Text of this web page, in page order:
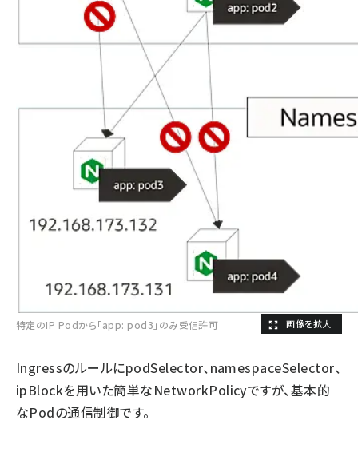
特定のIP Podから「app: pod3」のみ受信許可
IngressのルールにpodSelector、namespaceSelector、
ipBlockを用いた簡単なNetworkPolicyですが、基本的
なPodの通信制御です。